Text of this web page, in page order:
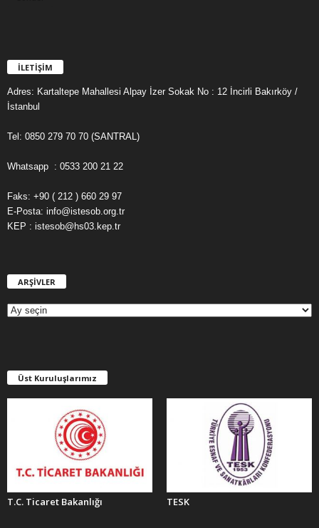
İLETİŞİM
Adres: Kartaltepe Mahallesi Alpay İzer Sokak No : 12 İncirli Bakırköy /
İstanbul
Tel: 0850 279 70 70 (SANTRAL)
Whatsapp : 0533 200 21 22
Faks: +90 ( 212 ) 660 29 97
E-Posta: info@istesob.org.tr
KEP : istesob@hs03.kep.tr
ARŞİVLER
E
R
Üst Kuruluşlarımız
T.C. Ticaret Bakanlığı TESK